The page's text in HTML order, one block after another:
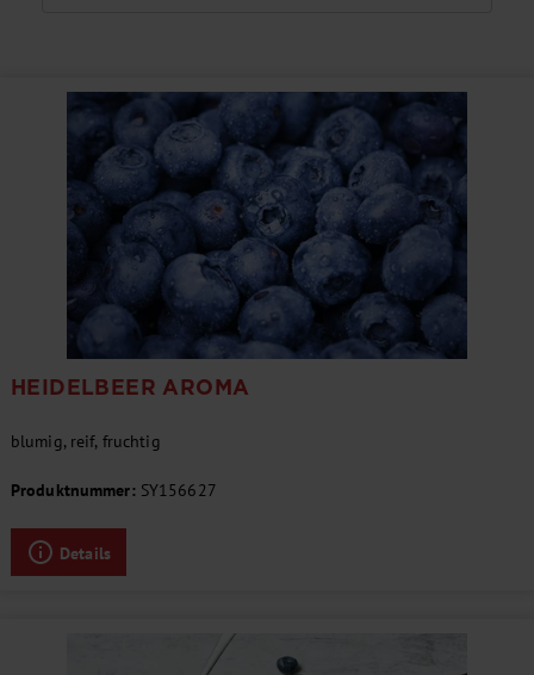
HEIDELBEER AROMA
blumig, reif, fruchtig
Produktnummer: SY156627
Details